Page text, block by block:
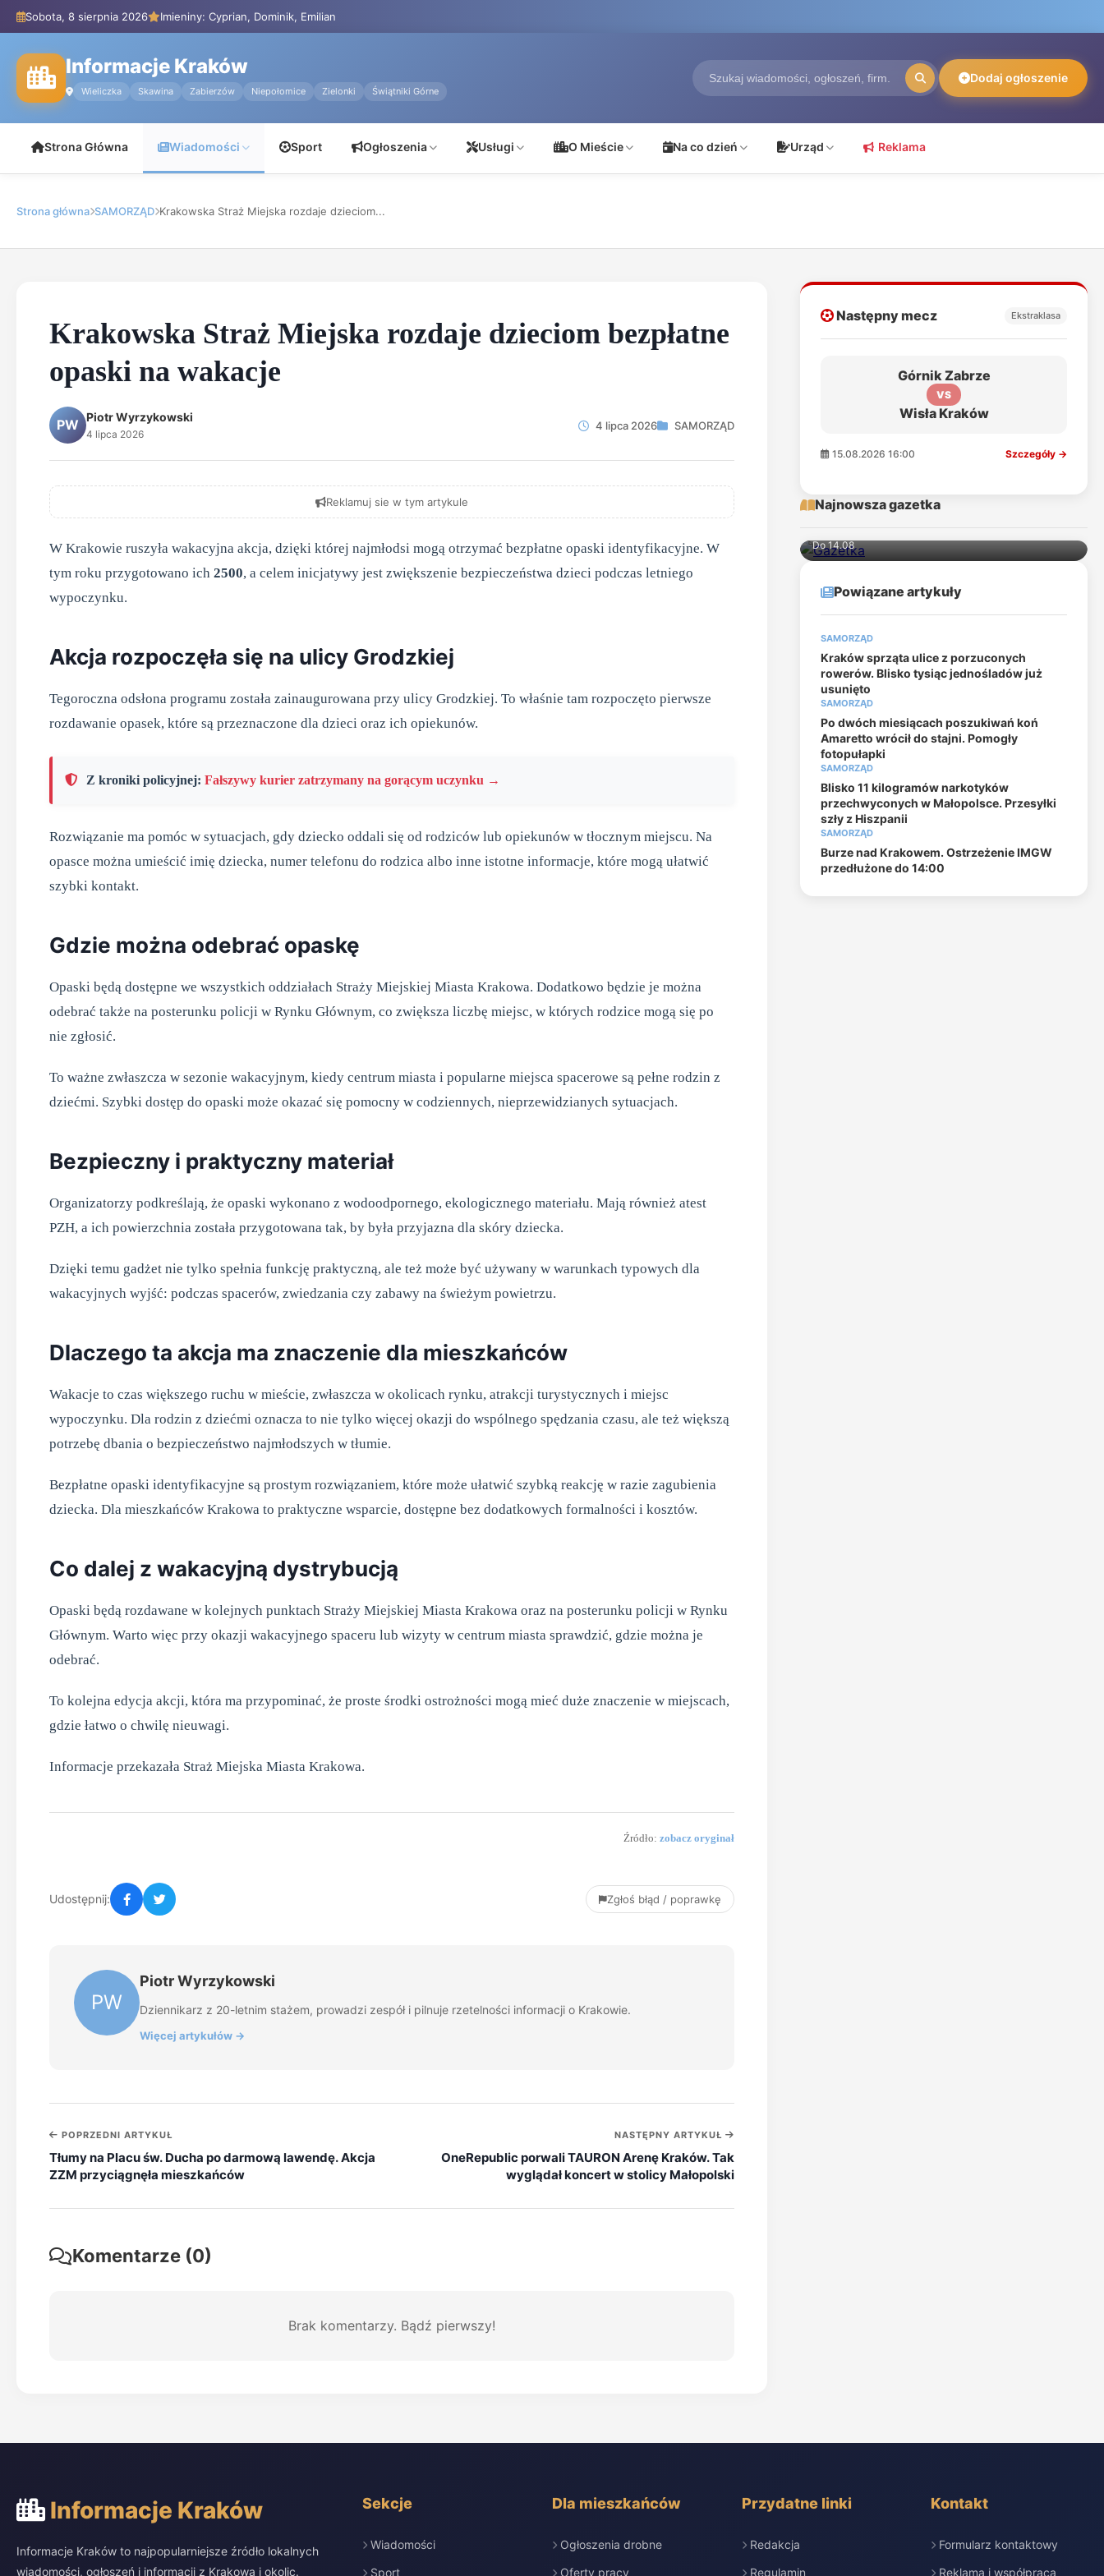
Sobota, 8 sierpnia 2026 Imieniny: Cyprian, Dominik, Emilian
Informacje Kraków
Wieliczka Skawina Zabierzów Niepołomice Zielonki Świątniki Górne
Dodaj ogłoszenie
Strona Główna Wiadomości Sport Ogłoszenia Usługi O Mieście Na co dzień Urząd Reklama
Strona główna SAMORZĄD Krakowska Straż Miejska rozdaje dzieciom...
Krakowska Straż Miejska rozdaje dzieciom bezpłatne
opaski na wakacje
PW Piotr Wyrzykowski
4 lipca 2026
4 lipca 2026 SAMORZĄD
Reklamuj sie w tym artykule
W Krakowie ruszyła wakacyjna akcja, dzięki której najmłodsi mogą otrzymać bezpłatne opaski identyfikacyjne. W
tym roku przygotowano ich 2500, a celem inicjatywy jest zwiększenie bezpieczeństwa dzieci podczas letniego
wypoczynku.
Akcja rozpoczęła się na ulicy Grodzkiej
Tegoroczna odsłona programu została zainaugurowana przy ulicy Grodzkiej. To właśnie tam rozpoczęto pierwsze
rozdawanie opasek, które są przeznaczone dla dzieci oraz ich opiekunów.
Z kroniki policyjnej: Fałszywy kurier zatrzymany na gorącym uczynku →
Rozwiązanie ma pomóc w sytuacjach, gdy dziecko oddali się od rodziców lub opiekunów w tłocznym miejscu. Na
opasce można umieścić imię dziecka, numer telefonu do rodzica albo inne istotne informacje, które mogą ułatwić
szybki kontakt.
Gdzie można odebrać opaskę
Opaski będą dostępne we wszystkich oddziałach Straży Miejskiej Miasta Krakowa. Dodatkowo będzie je można
odebrać także na posterunku policji w Rynku Głównym, co zwiększa liczbę miejsc, w których rodzice mogą się po
nie zgłosić.
To ważne zwłaszcza w sezonie wakacyjnym, kiedy centrum miasta i popularne miejsca spacerowe są pełne rodzin z
dziećmi. Szybki dostęp do opaski może okazać się pomocny w codziennych, nieprzewidzianych sytuacjach.
Bezpieczny i praktyczny materiał
Organizatorzy podkreślają, że opaski wykonano z wodoodpornego, ekologicznego materiału. Mają również atest
PZH, a ich powierzchnia została przygotowana tak, by była przyjazna dla skóry dziecka.
Dzięki temu gadżet nie tylko spełnia funkcję praktyczną, ale też może być używany w warunkach typowych dla
wakacyjnych wyjść: podczas spacerów, zwiedzania czy zabawy na świeżym powietrzu.
Dlaczego ta akcja ma znaczenie dla mieszkańców
Wakacje to czas większego ruchu w mieście, zwłaszcza w okolicach rynku, atrakcji turystycznych i miejsc
wypoczynku. Dla rodzin z dziećmi oznacza to nie tylko więcej okazji do wspólnego spędzania czasu, ale też większą
potrzebę dbania o bezpieczeństwo najmłodszych w tłumie.
Bezpłatne opaski identyfikacyjne są prostym rozwiązaniem, które może ułatwić szybką reakcję w razie zagubienia
dziecka. Dla mieszkańców Krakowa to praktyczne wsparcie, dostępne bez dodatkowych formalności i kosztów.
Co dalej z wakacyjną dystrybucją
Opaski będą rozdawane w kolejnych punktach Straży Miejskiej Miasta Krakowa oraz na posterunku policji w Rynku
Głównym. Warto więc przy okazji wakacyjnego spaceru lub wizyty w centrum miasta sprawdzić, gdzie można je
odebrać.
To kolejna edycja akcji, która ma przypominać, że proste środki ostrożności mogą mieć duże znaczenie w miejscach,
gdzie łatwo o chwilę nieuwagi.
Informacje przekazała Straż Miejska Miasta Krakowa.
Źródło: zobacz oryginał
Udostępnij: Zgłoś błąd / poprawkę
PW
Piotr Wyrzykowski
Dziennikarz z 20-letnim stażem, prowadzi zespół i pilnuje rzetelności informacji o Krakowie.
Więcej artykułów →
POPRZEDNI ARTYKUŁ
Tłumy na Placu św. Ducha po darmową lawendę. Akcja
ZZM przyciągnęła mieszkańców
NASTĘPNY ARTYKUŁ
OneRepublic porwali TAURON Arenę Kraków. Tak
wyglądał koncert w stolicy Małopolski
Komentarze (0)
Brak komentarzy. Bądź pierwszy!
Następny mecz Ekstraklasa
Górnik Zabrze
VS
Wisła Kraków
15.08.2026 16:00 Szczegóły →
Najnowsza gazetka
Do 14.08
Powiązane artykuły
SAMORZĄD
Kraków sprząta ulice z porzuconych
rowerów. Blisko tysiąc jednośladów już
usunięto
SAMORZĄD
Po dwóch miesiącach poszukiwań koń
Amaretto wrócił do stajni. Pomogły
fotopułapki
SAMORZĄD
Blisko 11 kilogramów narkotyków
przechwyconych w Małopolsce. Przesyłki
szły z Hiszpanii
SAMORZĄD
Burze nad Krakowem. Ostrzeżenie IMGW
przedłużone do 14:00
Informacje Kraków
Informacje Kraków to najpopularniejsze źródło lokalnych
wiadomości, ogłoszeń i informacji z Krakowa i okolic.
Sekcje
Wiadomości
Sport
Dla mieszkańców
Ogłoszenia drobne
Oferty pracy
Przydatne linki
Redakcja
Regulamin
Kontakt
Formularz kontaktowy
Reklama i współpraca